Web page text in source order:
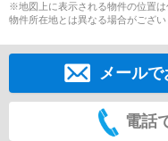
※地図上に表示される物件の位置
物件所在地とは異なる場合がござい
メール
電話